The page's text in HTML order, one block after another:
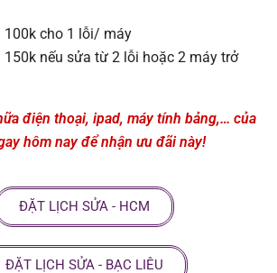
100k cho 1 lỗi/ máy
150k nếu sửa từ 2 lỗi hoặc 2 máy trở
điện thoại, ipad, máy tính bảng,… của
hôm nay để nhận ưu đãi này!
ĐẶT LỊCH SỬA - HCM
ĐẶT LỊCH SỬA - BẠC LIÊU